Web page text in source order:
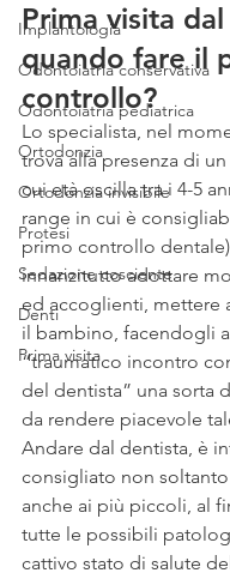
Implantologia
Odontoiatria conservativa
Odontoiatria pediatrica
Ortodonzia
Ortodonzia invisibile
Protesi
Sedazione cosciente
Denti
Prima visita
Prima visita
quando fare il
controllo?
Lo specialista, nel
trova alla presenza di
cui età oscilla tra i 4-5
range in cui è
primo controllo
innanzitutto adottare
ed accoglienti, mettere
il bambino, facendogli
“traumatico incontro
del dentista” una sorta
da rendere piacevole
Andare dal dentista, è
consigliato non
anche ai più piccoli, al
tutte le possibili
cattivo stato di salute